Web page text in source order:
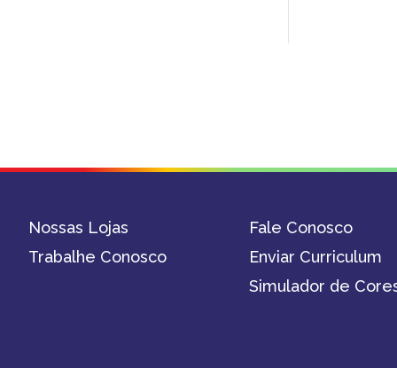
Nossas Lojas
Trabalhe Conosco
Fale Conosco
Enviar Curriculum
Simulador de